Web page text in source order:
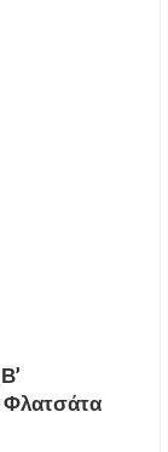
Φλατσάτα